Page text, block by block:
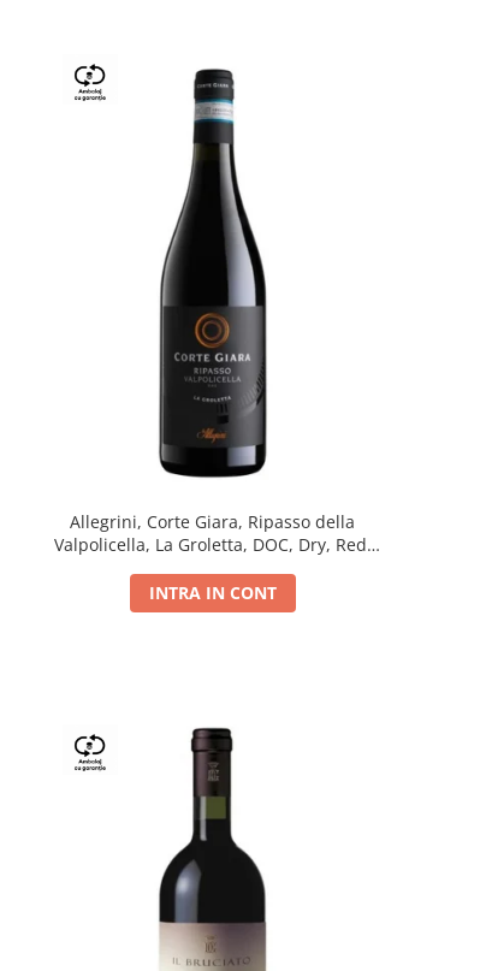
Allegrini, Corte Giara, Ripasso della
Valpolicella, La Groletta, DOC, Dry, Red,
INTRA IN CONT